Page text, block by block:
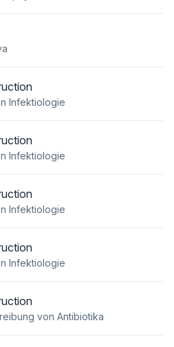
Infektiologie
Infektiologie
Infektiologie
Infektiologie
von Antibiotika